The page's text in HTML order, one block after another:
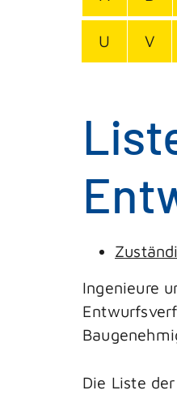
U V
Ingenieure
Die Liste